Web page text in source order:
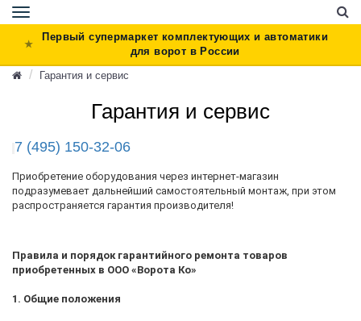
Toggle
navigation
Первый супермаркет комплектующих и автоматики
для ворот в России
Гарантия и сервис
Гарантия и сервис
7 (495) 150-32-06
Приобретение оборудования через интернет-магазин
подразумевает дальнейший самостоятельный монтаж, при этом
распространяется гарантия производителя!
Правила и порядок гарантийного ремонта товаров
приобретенных в ООО «Ворота Ко»
1. Общие положения